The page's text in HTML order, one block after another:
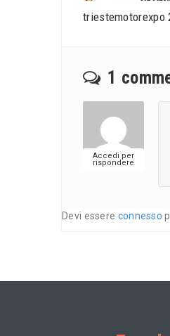
triestemotorexpo
1
Accedi per
rispondere
Devi essere connesso